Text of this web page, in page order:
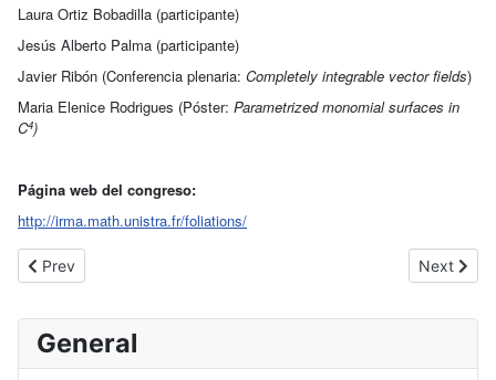
General
Laura Ortiz Bobadilla (participante)
Jesús Alberto Palma (participante)
Javier Ribón (Conferencia plenaria: Completely integrable vector fields)
Maria Elenice Rodrigues (Póster: Parametrized monomial surfaces in
C4)
Página web del congreso:
http://irma.math.unistra.fr/foliations/
Previous article: Conference AAMDE 2017 (Moscú. 2
Prev Next
Next